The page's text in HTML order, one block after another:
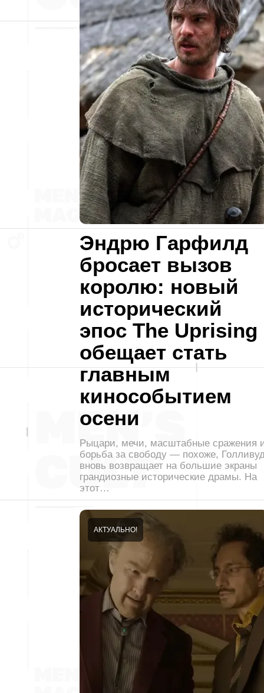
Эндрю Гарфилд
бросает вызов
королю: новый
исторический
эпос The Uprising
обещает стать
главным
кинособытием
осени
Рыцари, мечи, масштабные сражения
борьба за свободу — похоже,
вновь возвращает на большие экраны
грандиозные исторические драмы. На
этот…
АКТУАЛЬНО!